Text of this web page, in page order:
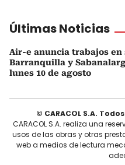
Últimas Noticias
Air-e anuncia trabajos en
Barranquilla y
lunes 10 de agosto
© CARACOL S.A.
CARACOL S.A. realiza una
usos de las obras y otras
web a medios de lectura